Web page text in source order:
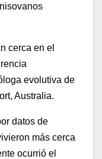
cerca en el
evolutiva de
Australia.
datos de
más cerca
ocurrió el